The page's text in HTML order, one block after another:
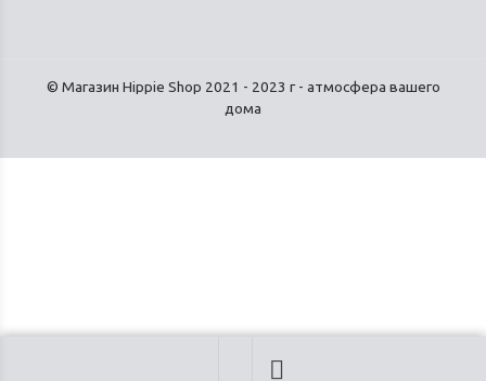
© Магазин Hippie Shop 2021 - 2023 г - атмосфера вашего
дома